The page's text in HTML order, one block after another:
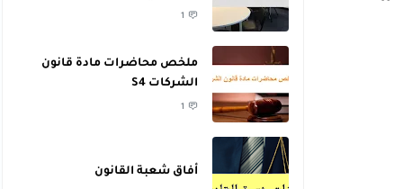
1
ملخص محاضرات مادة قانون
الشركات S4
1
أفاق شعبة القانون